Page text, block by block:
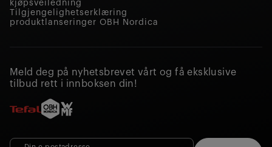
kjøpsveiledning
Tilgjengelighetserklæring
produktlanseringer OBH Nordica
Meld deg på nyhetsbrevet vårt og få eksklusive
tilbud rett i innboksen din!